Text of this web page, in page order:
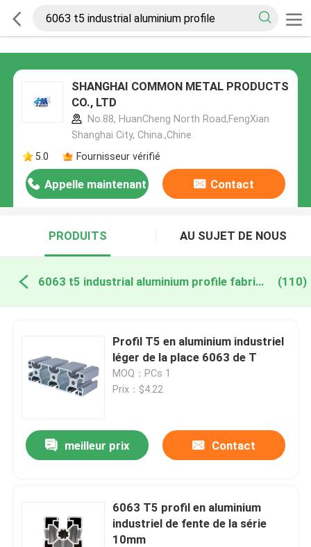
SHANGHAI COMMON METAL PRODUCTS
CO., LTD
No.88, HuanCheng North Road,FengXian
Shanghai City, China.,Chine
5.0
Fournisseur vérifié
Appelle maintenant Contact
PRODUITS AU SUJET DE NOUS
6063 t5 industrial aluminium profile fabrication en ligne (110)
Profil T5 en aluminium industriel
léger de la place 6063 de T
MOQ：PCs 1
Prix：$4.22
meilleur prix Contact
6063 T5 profil en aluminium
industriel de fente de la série
10mm